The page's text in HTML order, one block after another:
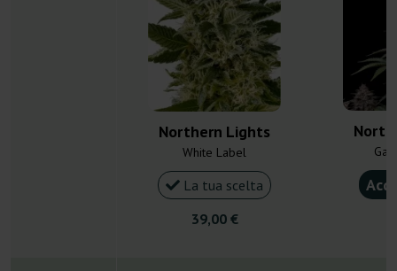
Northern Lights
White Label
La tua scelta
39,00 €